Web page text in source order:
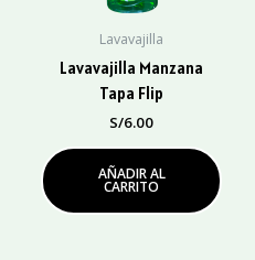
Lavavajilla
Lavavajilla Manzana
Tapa Flip
S/6.00
AÑADIR AL
CARRITO